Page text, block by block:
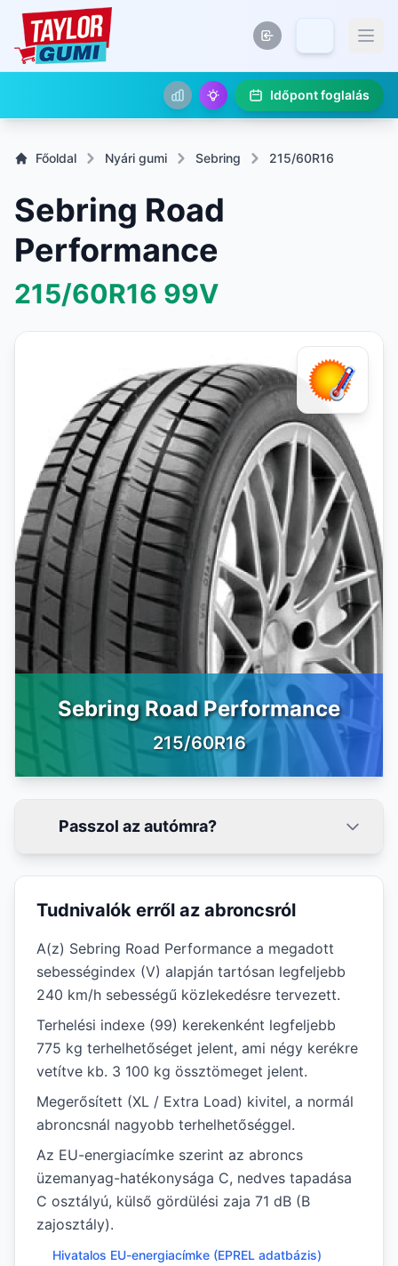
Időpont foglalás
Főoldal Nyári gumi Sebring 215/60R16
Sebring Road
Performance
215/60R16 99V
Sebring Road Performance
215/60R16
Passzol az autómra?
Tudnivalók erről az abroncsról
A(z) Sebring Road Performance a megadott
sebességindex (V) alapján tartósan legfeljebb
240 km/h sebességű közlekedésre tervezett.
Terhelési indexe (99) kerekenként legfeljebb
775 kg terhelhetőséget jelent, ami négy kerékre
vetítve kb. 3 100 kg össztömeget jelent.
Megerősített (XL / Extra Load) kivitel, a normál
abroncsnál nagyobb terhelhetőséggel.
Az EU-energiacímke szerint az abroncs
üzemanyag-hatékonysága C, nedves tapadása
C osztályú, külső gördülési zaja 71 dB (B
zajosztály).
Hivatalos EU-energiacímke (EPREL adatbázis)